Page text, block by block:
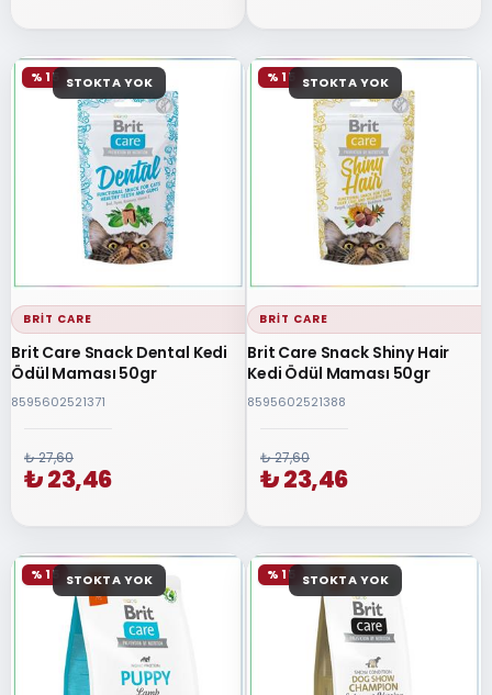
STOKTA YOK
BRIT CARE
Brit Care Snack Dental Kedi
Ödül Maması 50gr
8595602521371
% 15
₺ 27,60
₺ 23,46
STOKTA YOK
BRIT CARE
Brit Care Snack Shiny Hair
Kedi Ödül Maması 50gr
8595602521388
% 15
₺ 27,60
₺ 23,46
STOKTA YOK
% 15 STOKTA YOK
% 15